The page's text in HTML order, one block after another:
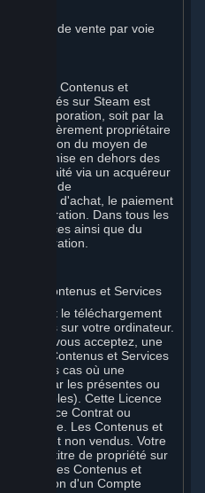
factures de vente par voie
aux Contenus et
achetés sur Steam est
Corporation, soit par la
est entièrement propriétaire
en fonction du moyen de
a été émise en dehors des
être traité via un acquéreur
au nom de
type d'achat, le paiement
Corporation. Dans tous les
et Services ainsi que du
Corporation.
des Contenus et Services
le téléchargement
Services sur votre ordinateur.
et vous acceptez, une
des Contenus et Services
(sauf les cas où une
par les présentes ou
applicables). Cette Licence
(a) de ce Contrat ou
la licence. Les Contenus et
licence, et non vendus. Votre
droit ni titre de propriété sur
utiliser les Contenus et
possession d'un Compte